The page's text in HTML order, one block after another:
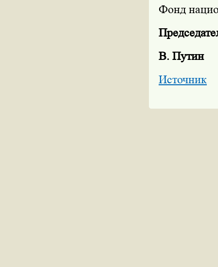
Фонд
В. Путин
Источник